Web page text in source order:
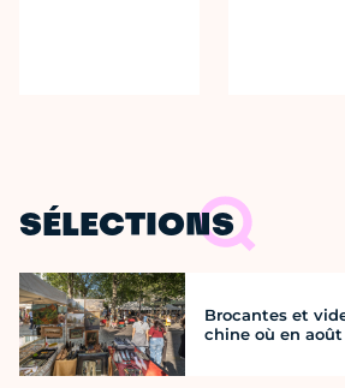
SÉLECTIONS
Brocantes et
chine où en août